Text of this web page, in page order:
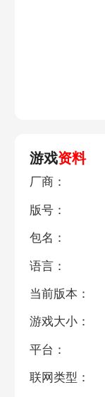
游戏资料
厂商：
版号：
包名：
语言：
当前版本：
游戏大小：
平台：
联网类型：